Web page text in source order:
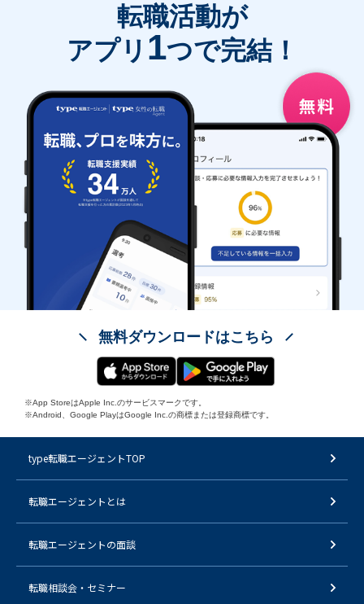
転職活動が
アプリ 1つで完結！
無料ダウンロードはこちら
※App StoreはApple Inc.のサービスマークです。
※Android、Google PlayはGoogle Inc.の商標または登録商標です。
type転職エージェントTOP
転職エージェントとは
転職エージェントの面談
転職相談会・セミナー